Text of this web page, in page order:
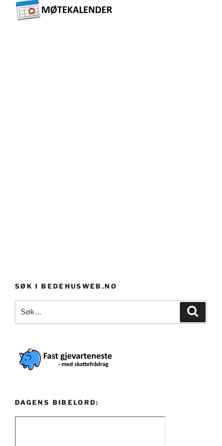
SØK I BEDEHUSWEB.NO
etter:
DAGENS BIBELORD: